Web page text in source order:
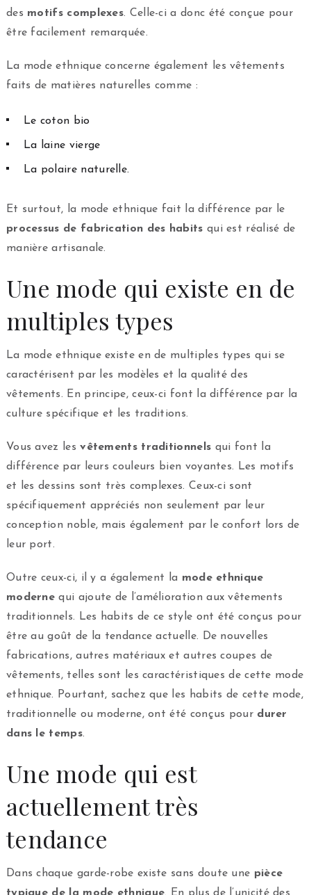
des motifs complexes. Celle-ci a donc été conçue pour
être facilement remarquée.
La mode ethnique concerne également les vêtements
faits de matières naturelles comme :
Le coton bio
La laine vierge
La polaire naturelle.
Et surtout, la mode ethnique fait la différence par le
processus de fabrication des habits qui est réalisé de
manière artisanale.
Une mode qui existe en de
multiples types
La mode ethnique existe en de multiples types qui se
caractérisent par les modèles et la qualité des
vêtements. En principe, ceux-ci font la différence par la
culture spécifique et les traditions.
Vous avez lesvêtements traditionnels qui font la
différence par leurs couleurs bien voyantes. Les motifs
et les dessins sont très complexes. Ceux-ci sont
spécifiquement appréciés non seulement par leur
conception noble, mais également par le confort lors de
leur port.
Outre ceux-ci, il y a également la mode ethnique
moderne qui ajoute de l’amélioration aux vêtements
traditionnels. Les habits de ce style ont été conçus pour
être au goût de la tendance actuelle. De nouvelles
fabrications, autres matériaux et autres coupes de
vêtements, telles sont les caractéristiques de cette mode
ethnique. Pourtant, sachez que les habits de cette mode,
traditionnelle ou moderne, ont été conçus pour durer
dans le temps.
Une mode qui est
actuellement très
tendance
Dans chaque garde-robe existe sans doute une pièce